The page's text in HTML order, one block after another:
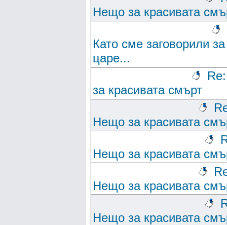
Нещо за красивата
Като сме заговорили за
царе...
за красивата смърт
Нещо за красивата
Нещо за красивата
Нещо за красивата
Нещо за красивата